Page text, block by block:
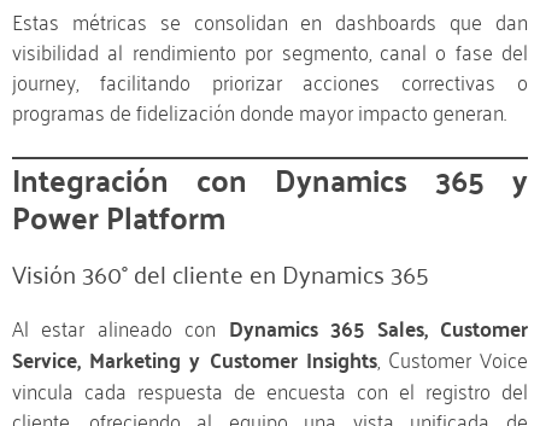
Estas métricas se consolidan en dashboards que dan
visibilidad al rendimiento por segmento, canal o fase del
journey, facilitando priorizar acciones correctivas o
programas de fidelización donde mayor impacto generan.
Integración con Dynamics 365 y
Power Platform
Visión 360° del cliente en Dynamics 365
Al estar alineado con Dynamics 365 Sales, Customer
Service, Marketing y Customer Insights, Customer Voice
vincula cada respuesta de encuesta con el registro del